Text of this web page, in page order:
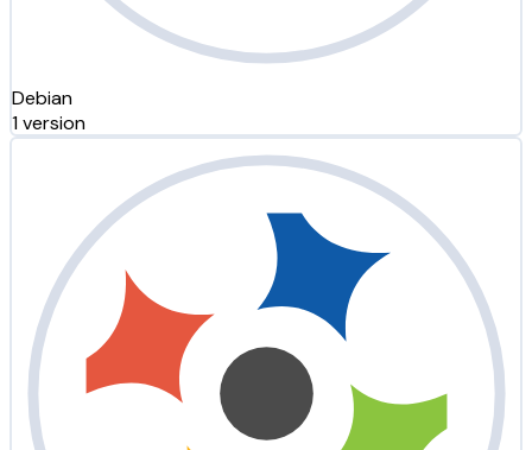
Debian
1 version